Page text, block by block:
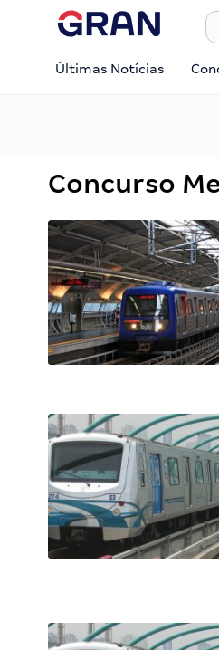
Últimas Notícias
Concurso